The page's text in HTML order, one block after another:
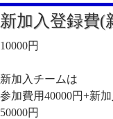
新加入登録費(
10000円
新加入チームは
参加費用40000円+新
50000円